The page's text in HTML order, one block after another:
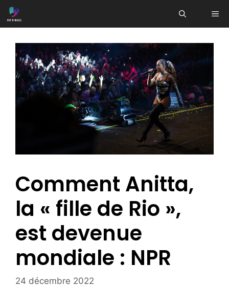
Aller
au
Comment Anitta,
la « fille de Rio »,
est devenue
mondiale : NPR
24 décembre 2022